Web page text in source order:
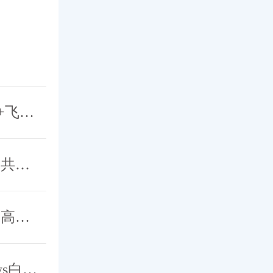
喜讯 | 北京希玛眼科应用新一代青光眼引流钉+飞秒激光白内障辅助技术成功完成中晚期青白联合微创手术
2025京沪眼科学术交流会成功举办，希玛专家共探眼病治疗新策略
引领眼科医疗创新前沿，青光眼新技术新进展高峰论坛成功举办
北京希玛眼科白内障手术技术再升级，“Catalys白力士”飞秒激光白内障手术设备正式启用